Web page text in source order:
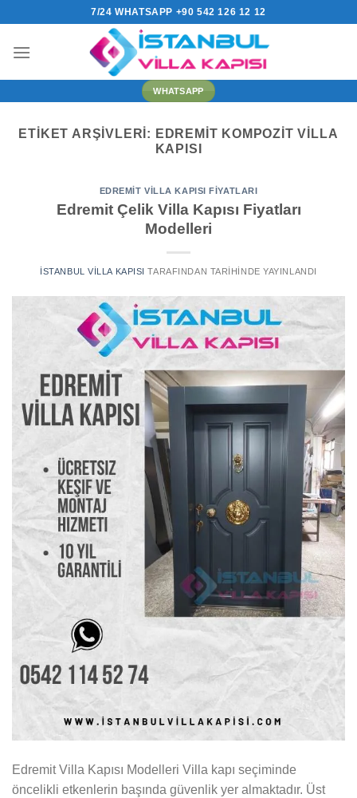
7/24 WHATSAPP +90 542 126 12 12
WHATSAPP
ETIKET ARŞIVLERI: EDREMIT KOMPOZIT VILLA
KAPISI
EDREMIT VILLA KAPISI FIYATLARI
Edremit Çelik Villa Kapısı Fiyatları
Modelleri
İSTANBUL VILLA KAPISI TARAFINDAN TARIHINDE YAYINLANDI
Edremit Villa Kapısı Modelleri Villa kapı seçiminde
öncelikli etkenlerin başında güvenlik yer almaktadır. Üst